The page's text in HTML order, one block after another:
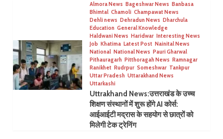
Almora News Bageshwar News Banbasa
Bhimtal Chamoli Champawat News
Dehli news Dehradun News Dharchula
Education General Knowledge
Haldwani News Haridwar Interesting News
Job Khatima Latest Post Nainital News
National National News Pauri Gharwal
Pithauragarh Pitthoragah News Ramnagar
Ranikhet Rudrpur Someshwar Tankpur
Uttar Pradesh Uttarakhand News
Uttarkashi
Uttrakhand News:उत्तराखंड के उच्च
शिक्षण संस्थानों में शुरू होंगे AI कोर्स:
आईआईटी मद्रास के सहयोग से छात्रों को
मिलेगी टेक ट्रेनिंग